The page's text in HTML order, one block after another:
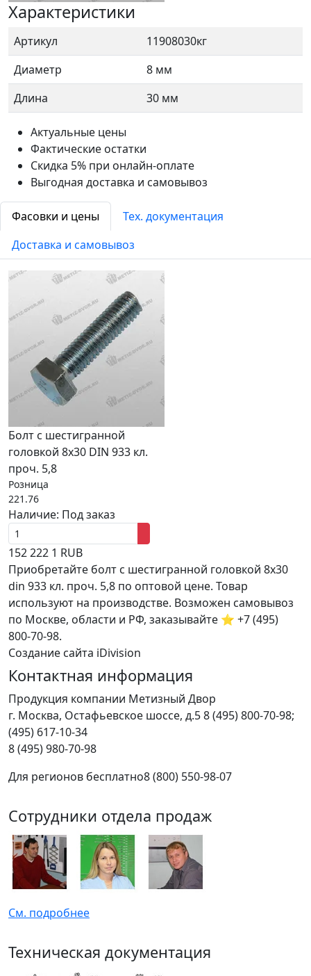
Характеристики
Артикул
11908030кг
Диаметр
8 мм
Длина
30 мм
Актуальные цены
Фактические остатки
Скидка 5% при онлайн-оплате
Выгодная доставка и самовывоз
Фасовки и цены
Тех. документация
Доставка и самовывоз
Болт с шестигранной
головкой 8x30 DIN 933 кл.
проч. 5,8
Розница
221.76
Наличие: Под заказ
152222 1 RUB
Приобретайте болт с шестигранной головкой 8x30
din 933 кл. проч. 5,8 по оптовой цене. Товар
используют на производстве. Возможен самовывоз
по Москве, области и РФ, заказывайте ⭐ +7 (495)
800-70-98.
Создание сайта iDivision
Контактная информация
Продукция компании Метизный Двор
г. Москва, Остафьевское шоссе, д.58 (495) 800-70-98;
(495) 617-10-34
8 (495) 980-70-98
Для регионов бесплатно8 (800) 550-98-07
Сотрудники отдела продаж
См. подробнее
Техническая документация